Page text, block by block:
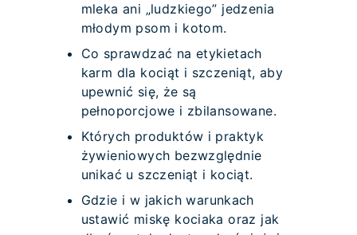
mleka ani „ludzkiego” jedzenia
młodym psom i kotom.
Co sprawdzać na etykietach
karm dla kociąt i szczeniąt, aby
upewnić się, że są
pełnoporcjowe i zbilansowane.
Których produktów i praktyk
żywieniowych bezwzględnie
unikać u szczeniąt i kociąt.
Gdzie i w jakich warunkach
ustawić miskę kociaka oraz jak